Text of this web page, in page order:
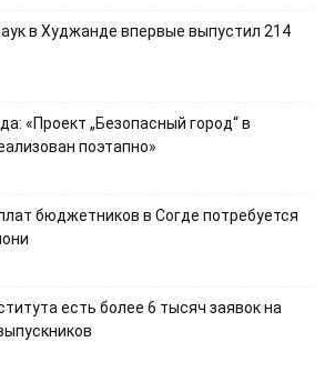
в Худжанде впервые выпустил 214
«Проект „Безопасный город“ в
поэтапно»
бюджетников в Согде потребуется
есть более 6 тысяч заявок на